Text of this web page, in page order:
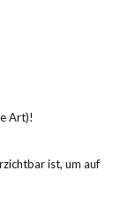
Art)!
ist, um auf